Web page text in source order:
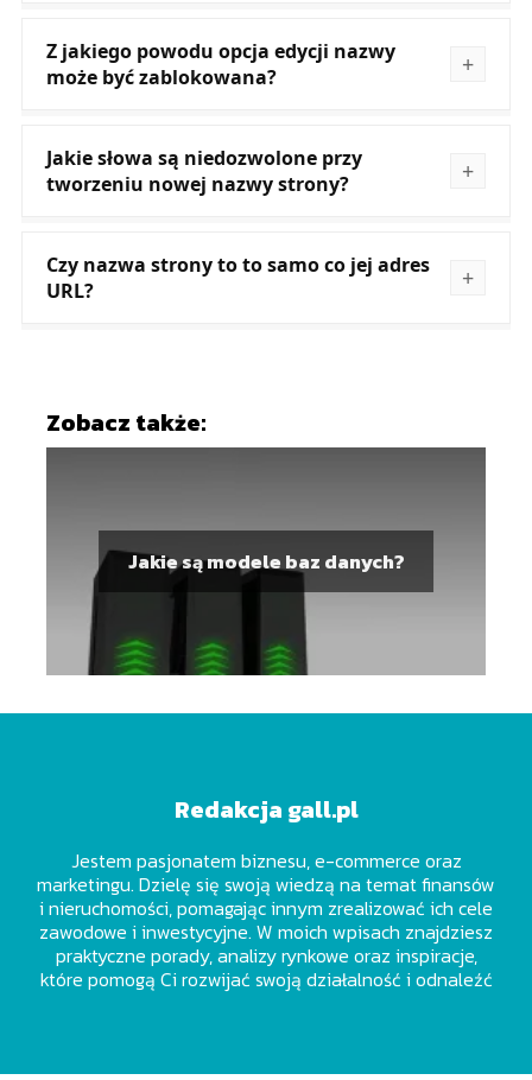
Z jakiego powodu opcja edycji nazwy
może być zablokowana?
Jakie słowa są niedozwolone przy
tworzeniu nowej nazwy strony?
Czy nazwa strony to to samo co jej adres
URL?
Zobacz także:
Jakie są modele baz danych?
Redakcja gall.pl
Jestem pasjonatem biznesu, e-commerce oraz
marketingu. Dzielę się swoją wiedzą na temat finansów
i nieruchomości, pomagając innym zrealizować ich cele
zawodowe i inwestycyjne. W moich wpisach znajdziesz
praktyczne porady, analizy rynkowe oraz inspiracje,
które pomogą Ci rozwijać swoją działalność i odnaleźć